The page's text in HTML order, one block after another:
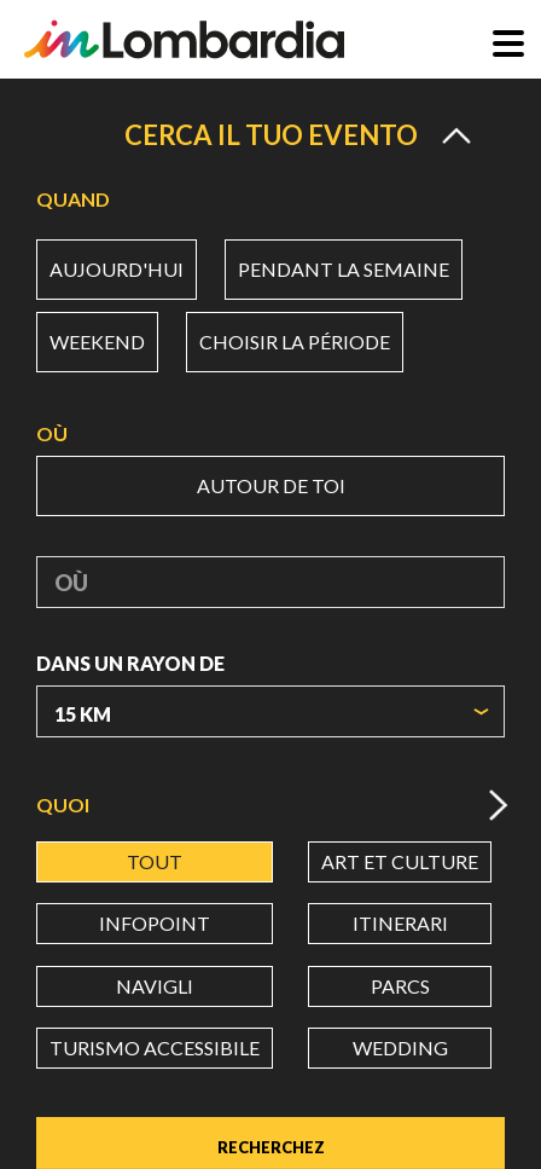
principal
CERCA IL TUO EVENTO
QUAND
AUJOURD'HUI PENDANT LA SEMAINE
WEEKEND CHOISIR LA PÉRIODE
OÙ
AUTOUR DE TOI
OÙ
DANS UN RAYON DE
LATITUDE
LONGITUDE
Value in decimal degrees. Use dot (.) as decimal separator.
QUOI
TOUT ART ET CULTURE
INFOPOINT ITINERARI
NAVIGLI PARCS
TURISMO ACCESSIBILE WEDDING